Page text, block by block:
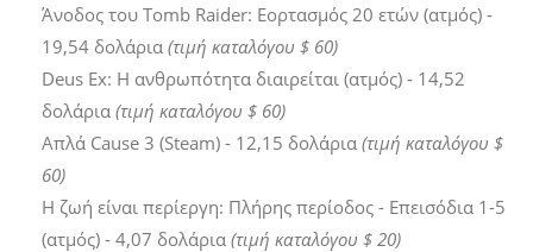
Άνοδος του Tomb Raider: Εορτασμός 20 ετών (ατμός) -
19,54 δολάρια (τιμή καταλόγου $ 60)
Deus Ex: Η ανθρωπότητα διαιρείται (ατμός) - 14,52
δολάρια (τιμή καταλόγου $ 60)
Απλά Cause 3 (Steam) - 12,15 δολάρια (τιμή καταλόγου $
60)
Η ζωή είναι περίεργη: Πλήρης περίοδος - Επεισόδια 1-5
(ατμός) - 4,07 δολάρια (τιμή καταλόγου $ 20)